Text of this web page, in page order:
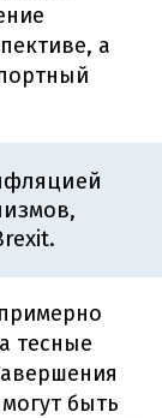
а
тесные
быть